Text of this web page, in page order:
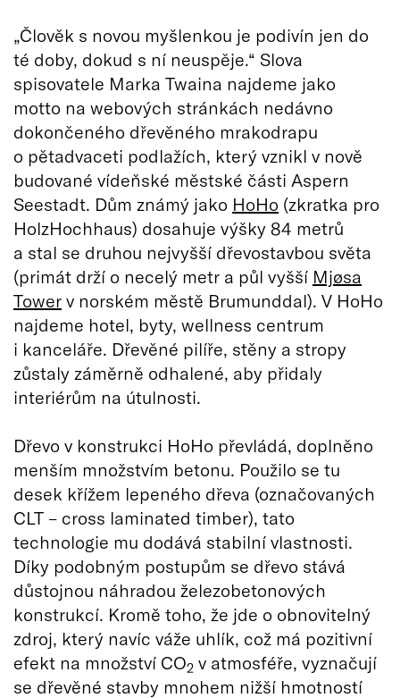
„Člověk s novou myšlenkou je podivín jen do
té doby, dokud s ní neuspěje.“ Slova
spisovatele Marka Twaina najdeme jako
motto na webových stránkách nedávno
dokončeného dřevěného mrakodrapu
o pětadvaceti podlažích, který vznikl v nově
budované vídeňské městské části Aspern
Seestadt. Dům známý jako HoHo (zkratka pro
HolzHochhaus) dosahuje výšky 84 metrů
a stal se druhou nejvyšší dřevostavbou světa
(primát drží o necelý metr a půl vyšší Mjøsa
Tower v norském městě Brumunddal). V HoHo
najdeme hotel, byty, wellness centrum
i kanceláře. Dřevěné pilíře, stěny a stropy
zůstaly záměrně odhalené, aby přidaly
interiérům na útulnosti.
Dřevo v konstrukci HoHo převládá, doplněno
menším množstvím betonu. Použilo se tu
desek křížem lepeného dřeva (označovaných
CLT – cross laminated timber), tato
technologie mu dodává stabilní vlastnosti.
Díky podobným postupům se dřevo stává
důstojnou náhradou železobetonových
konstrukcí. Kromě toho, že jde o obnovitelný
zdroj, který navíc váže uhlík, což má pozitivní
efekt na množství CO2 v atmosféře, vyznačují
se dřevěné stavby mnohem nižší hmotností